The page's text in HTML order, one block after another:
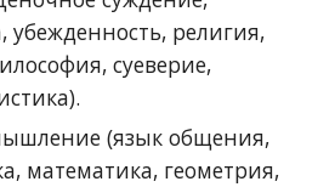
убежденность, религия,
суеверие,
(язык общения,
математика, геометрия,